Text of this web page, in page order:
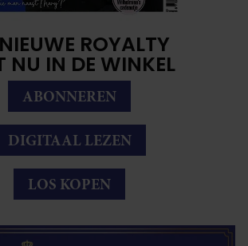
ROYALTY
NU IN DE WINKEL
ABONNEREN
DIGITAAL LEZEN
LOS KOPEN